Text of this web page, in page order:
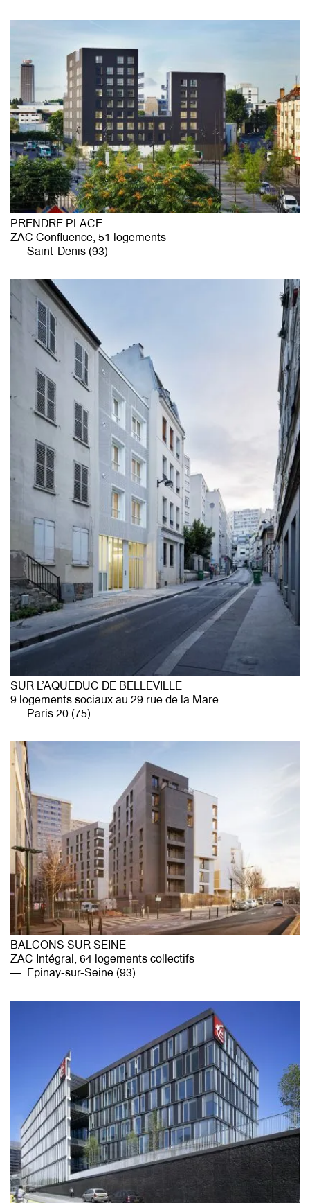
agence@mg-au.fr
Facebook
Instagram
PRENDRE PLACE
ZAC Confluence, 51 logements
Saint-Denis (93)
SUR L’AQUEDUC DE BELLEVILLE
9 logements sociaux au 29 rue de la Mare
Paris 20 (75)
BALCONS SUR SEINE
ZAC Intégral, 64 logements collectifs
Epinay-sur-Seine (93)